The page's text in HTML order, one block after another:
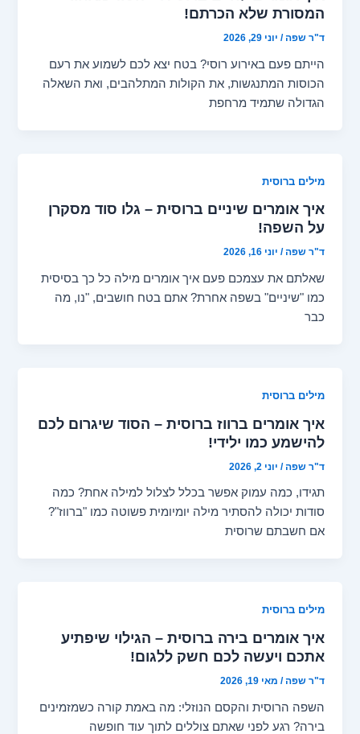
המסורת שלא הכרתם!
ד"ר שפה/ יוני 29, 2026
הייתם פעם באירוע רוסי? בטח יצא לכם לשמוע את רעם
הכוסות המתנגשות, את הקולות המתלהבים, ואת השאלה
הגדולה שתמיד מרחפת
מילים ברוסית
איך אומרים שיניים ברוסית – גלו סוד מסקרן
על השפה!
ד"ר שפה/ יוני 16, 2026
שאלתם את עצמכם פעם איך אומרים מילה כל כך בסיסית
כמו "שיניים" בשפה אחרת? אתם בטח חושבים, "נו, מה
כבר
מילים ברוסית
איך אומרים ברווז ברוסית – הסוד שיגרום לכם
להישמע כמו ילידי!
ד"ר שפה/ יוני 2, 2026
תגידו, כמה עמוק אפשר בכלל לצלול למילה אחת? כמה
סודות יכולה להסתיר מילה יומיומית פשוטה כמו "ברווז"?
אם חשבתם שרוסית
מילים ברוסית
איך אומרים בירה ברוסית – הגילוי שיפתיע
אתכם ויעשה לכם חשק ללגום!
ד"ר שפה/ מאי 19, 2026
השפה הרוסית והקסם הנוזלי: מה באמת קורה כשמזמינים
בירה? רגע לפני שאתם צוללים לתוך עוד חופשה